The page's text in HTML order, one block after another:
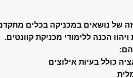
של נושאים במכניקה בכלים
הכנה ללימודי מכניקת קוונטים.
הם:
כולל בעיות אילוצים